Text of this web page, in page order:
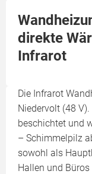
direkte
Infrarot
Die Infrarot
Niedervolt (48
beschichtet und
– Schimmelpilz
sowohl als
Hallen und